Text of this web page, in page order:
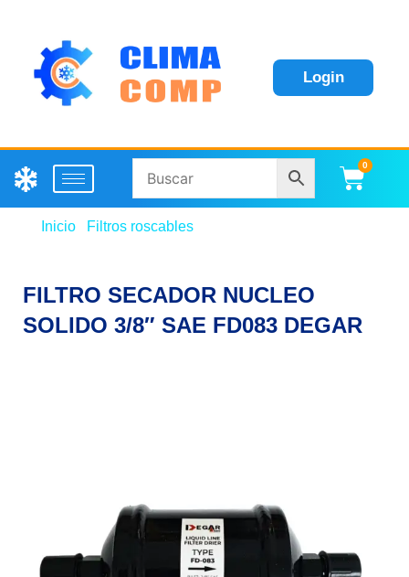
Login
0
Inicio Filtros roscables
FILTRO SECADOR NUCLEO
SOLIDO 3/8″ SAE FD083 DEGAR